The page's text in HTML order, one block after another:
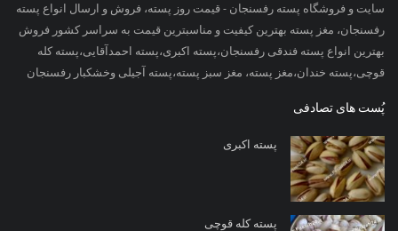
سایت و فروشگاه پسته رفسنجان - قیمت روز پسته، فروش و ارسال انواع پسته
رفسنجان، مغز پسته بهترین کیفیت و مناسبترین قیمت به سراسر کشور فروش
بهترین انواع پسته فندقی رفسنجان،پسته اکبری،پسته احمدآقایی،پسته کله
قوچی،پسته خندان،مغز پسته، مغز سبز پسته،پسته آجیلی وخشکبار رفسنجان
پُست های تصادفی
پسته اکبری
پسته کله قوچی